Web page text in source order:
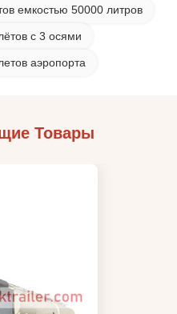
емкостью 50000 литров
с 3 осями
аэропорта
Товары